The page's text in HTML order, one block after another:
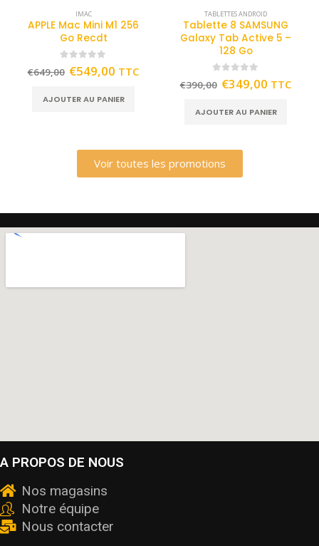
IMAC
APPLE Mac Mini M1 256
Go Recdt
out of 5
€649,00 €549,00 TTC
AJOUTER AU PANIER
TABLETTES ANDROID
Tablette 8 SAMSUNG
Galaxy Tab Active 5 –
128 Go
out of 5
€390,00 €349,00 TTC
AJOUTER AU PANIER
Voir toutes les promotions
A PROPOS DE NOUS
Nos magasins
Notre équipe
Nous contacter